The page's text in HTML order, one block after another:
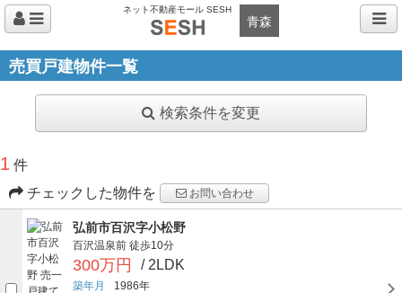
ネット不動産モール SESH
青森
売買戸建物件一覧
検索条件を変更
1 件
チェックした物件を
お問い合わせ
弘前市百沢字小松野
百沢温泉前 徒歩10分
300万円 / 2LDK
築年月
1986年